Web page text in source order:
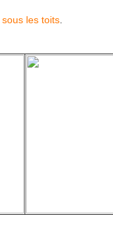
sous les toits